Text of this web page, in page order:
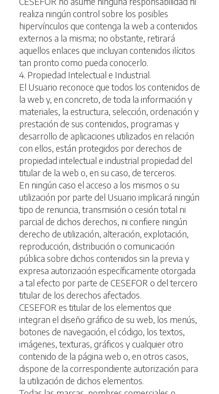
realiza ningún control sobre los posibles
hipervínculos que contenga la web a contenidos
externos a la misma; no obstante, retirará
aquellos enlaces que incluyan contenidos ilícitos
tan pronto como pueda conocerlo.
4. Propiedad Intelectual e Industrial.
El Usuario reconoce que todos los contenidos de
la web y, en concreto, de toda la información y
materiales, la estructura, selección, ordenación y
prestación de sus contenidos, programas y
desarrollo de aplicaciones utilizados en relación
con ellos, están protegidos por derechos de
propiedad intelectual e industrial propiedad del
titular de la web o, en su caso, de terceros.
En ningún caso el acceso a los mismos o su
utilización por parte del Usuario implicará ningún
tipo de renuncia, transmisión o cesión total ni
parcial de dichos derechos, ni confiere ningún
derecho de utilización, alteración, explotación,
reproducción, distribución o comunicación
pública sobre dichos contenidos sin la previa y
expresa autorización específicamente otorgada
a tal efecto por parte de CESEFOR o del tercero
titular de los derechos afectados.
CESEFOR es titular de los elementos que
integran el diseño gráfico de su web, los menús,
botones de navegación, el código, los textos,
imágenes, texturas, gráficos y cualquier otro
contenido de la página web o, en otros casos,
dispone de la correspondiente autorización para
la utilización de dichos elementos.